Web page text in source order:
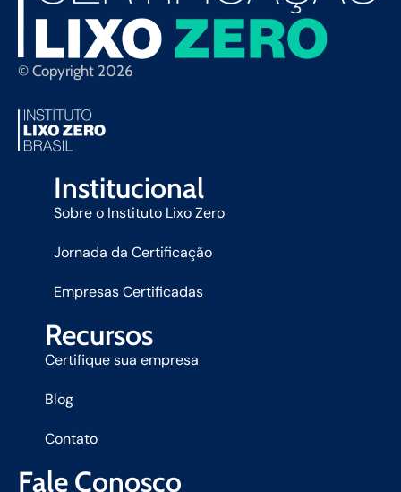
© Copyright 2026
Institucional
Sobre o Instituto Lixo Zero
Jornada da Certificação
Empresas Certificadas
Recursos
Certifique sua empresa
Blog
Contato
Fale Conosco